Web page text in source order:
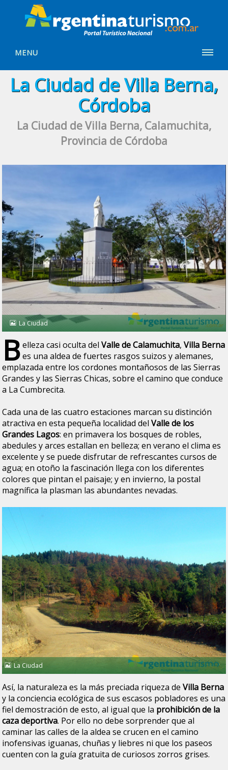
MENU
La Ciudad de Villa Berna,
Córdoba
La Ciudad de Villa Berna, Calamuchita,
Provincia de Córdoba
La Ciudad
B elleza casi oculta delValle de Calamuchita,Villa Berna
es una aldea de fuertes rasgos suizos y alemanes,
emplazada entre los cordones montañosos de las Sierras
Grandes y las Sierras Chicas, sobre el camino que conduce
a La Cumbrecita.
Cada una de las cuatro estaciones marcan su distinción
atractiva en esta pequeña localidad delValle de los
Grandes Lagos: en primavera los bosques de robles,
abedules y arces estallan en belleza; en verano el clima es
excelente y se puede disfrutar de refrescantes cursos de
agua; en otoño la fascinación llega con los diferentes
colores que pintan el paisaje; y en invierno, la postal
magnífica la plasman las abundantes nevadas.
La Ciudad
Así, la naturaleza es la más preciada riqueza deVilla Berna
y la conciencia ecológica de sus escasos pobladores es una
fiel demostración de esto, al igual que la prohibición de la
caza deportiva. Por ello no debe sorprender que al
caminar las calles de la aldea se crucen en el camino
inofensivas iguanas, chuñas y liebres ni que los paseos
cuenten con la guía gratuita de curiosos zorros grises.